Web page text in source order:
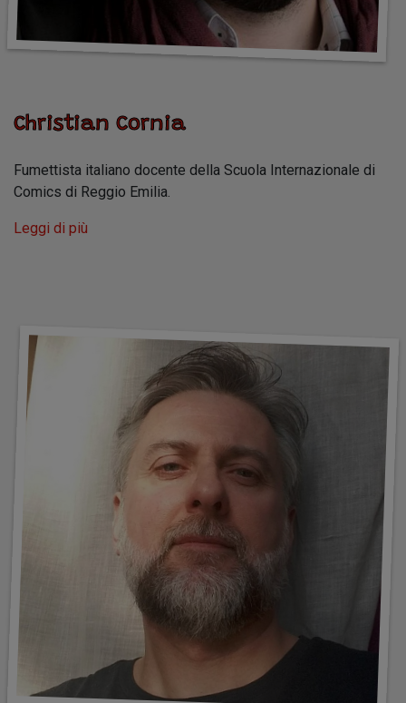
Christian Cornia
Fumettista italiano docente della Scuola Internazionale di
Comics di Reggio Emilia.
Leggi di più